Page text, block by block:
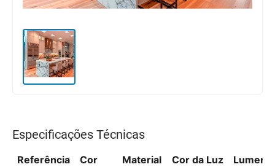
Especificações Técnicas
Referência Cor Material Cor da Luz
Lumens